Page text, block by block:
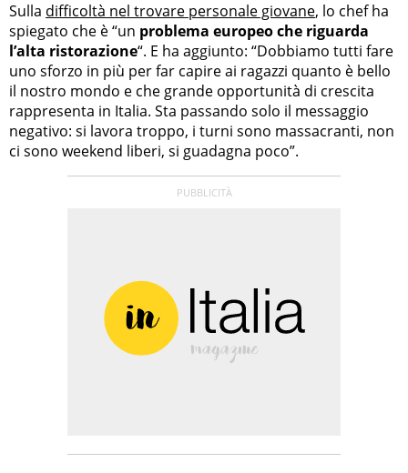
Sulla difficoltà nel trovare personale giovane, lo chef ha
spiegato che è “un problema europeo che riguarda
l’alta ristorazione“. E ha aggiunto: “Dobbiamo tutti fare
uno sforzo in più per far capire ai ragazzi quanto è bello
il nostro mondo e che grande opportunità di crescita
rappresenta in Italia. Sta passando solo il messaggio
negativo: si lavora troppo, i turni sono massacranti, non
ci sono weekend liberi, si guadagna poco”.